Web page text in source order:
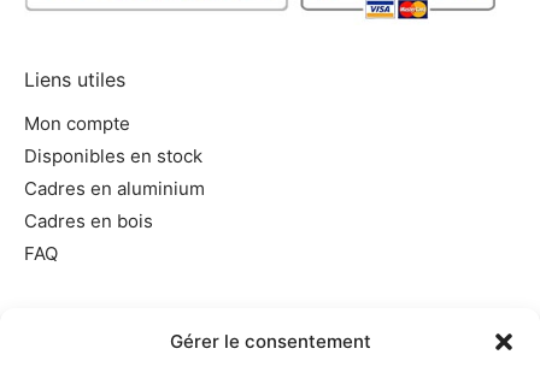
Gérer le consentement
Liens utiles
Mon compte
Disponibles en stock
Cadres en aluminium
Cadres en bois
FAQ